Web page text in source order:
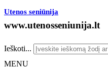
Utenos seniūnija
www.utenosseniunija.lt
Ieškoti...
MENU